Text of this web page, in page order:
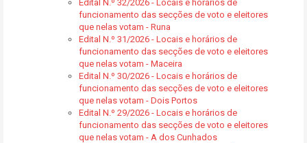
Edital N.º 32/2026 - Locais e horários de
funcionamento das secções de voto e eleitores
que nelas votam - Runa
Edital N.º 31/2026 - Locais e horários de
funcionamento das secções de voto e eleitores
que nelas votam - Maceira
Edital N.º 30/2026 - Locais e horários de
funcionamento das secções de voto e eleitores
que nelas votam - Dois Portos
Edital N.º 29/2026 - Locais e horários de
funcionamento das secções de voto e eleitores
que nelas votam - A dos Cunhados